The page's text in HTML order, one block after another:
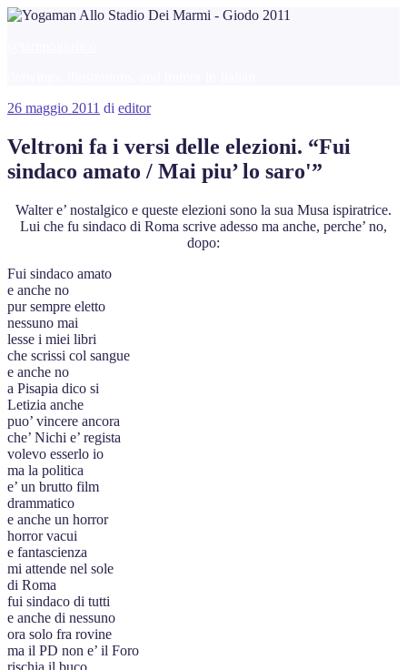
Salta
Pubblicato
26 maggio 2011 di editor
Veltroni fa i versi delle elezioni. “Fui
sindaco amato / Mai piu’ lo saro'”
Walter e’ nostalgico e queste elezioni sono la sua Musa ispiratrice.
Lui che fu sindaco di Roma scrive adesso ma anche, perche’ no,
dopo:
Fui sindaco amato
e anche no
pur sempre eletto
nessuno mai
lesse i miei libri
che scrissi col sangue
e anche no
a Pisapia dico si
Letizia anche
puo’ vincere ancora
che’ Nichi e’ regista
volevo esserlo io
ma la politica
e’ un brutto film
drammatico
e anche un horror
horror vacui
e fantascienza
mi attende nel sole
di Roma
fui sindaco di tutti
e anche di nessuno
ora solo fra rovine
ma il PD non e’ il Foro
rischia il buco